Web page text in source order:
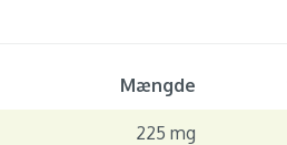
Mængde
225 mg